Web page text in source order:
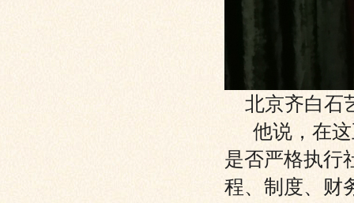
北京齐白石
他说，在这
是否严格执行
程、制度、财